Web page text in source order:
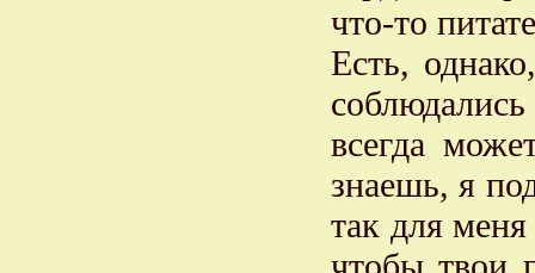
что-то
Есть,
всегда
знаешь, я
так для